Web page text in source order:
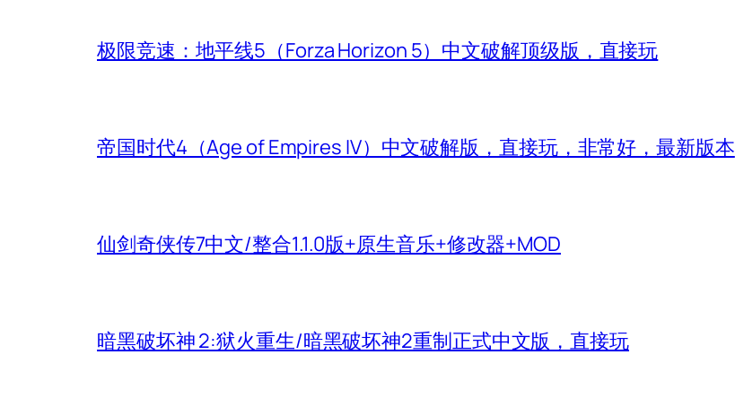
极限竞速：地平线5（Forza Horizon 5）中文破解顶级版，直接玩
帝国时代4（Age of Empires IV）中文破解版，直接玩，非常好，最新版本
仙剑奇侠传7中文/整合1.1.0版+原生音乐+修改器+MOD
暗黑破坏神 2:狱火重生/暗黑破坏神2重制正式中文版，直接玩